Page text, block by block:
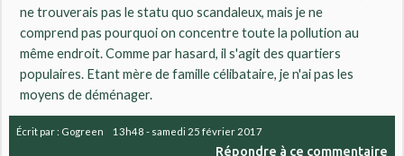
ne trouverais pas le statu quo scandaleux, mais je ne
comprend pas pourquoi on concentre toute la pollution au
même endroit. Comme par hasard, il s'agit des quartiers
populaires. Etant mère de famille célibataire, je n'ai pas les
moyens de déménager.
Écrit par : Gogreen 13h48 - samedi 25 février 2017
Répondre à ce commentaire